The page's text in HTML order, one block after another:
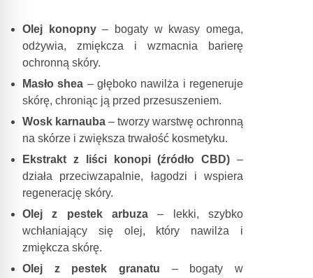
Olej konopny– bogaty w kwasy omega,
odżywia, zmiękcza i wzmacnia barierę
ochronną skóry.
Masło shea – głęboko nawilża i regeneruje
skórę, chroniąc ją przed przesuszeniem.
Wosk karnauba – tworzy warstwę ochronną
na skórze i zwiększa trwałość kosmetyku.
Ekstrakt z liści konopi (źródło CBD) –
działa przeciwzapalnie, łagodzi i wspiera
regenerację skóry.
Olej z pestek arbuza – lekki, szybko
wchłaniający się olej, który nawilża i
zmiękcza skórę.
Olej z pestek granatu – bogaty w